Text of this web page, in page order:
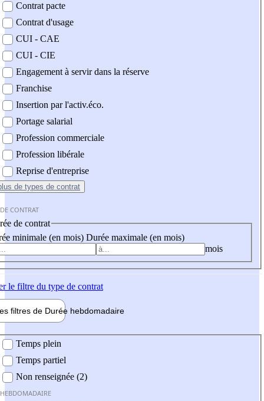
Contrat pacte
Contrat d'usage
CUI - CAE
CUI - CIE
Engagement à servir dans la réserve
Franchise
Insertion par l'activ.éco.
Portage salarial
Profession commerciale
Profession libérale
Reprise d'entreprise
de types de contrat
CONTRAT
de contrat
minimale (en mois) Durée maximale (en mois)
mois
le filtre du type de contrat
filtres de Durée hebdomadaire
Temps plein
Temps partiel
Non renseignée (2)